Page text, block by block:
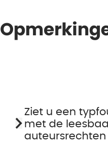
Ziet u een
met de